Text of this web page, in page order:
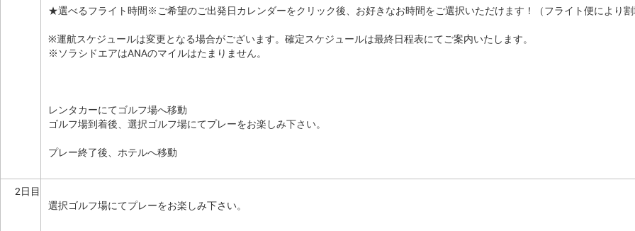
★選べるフライト時間※ご希望のご出発日カレンダーをクリック後、お好きなお時間をご選択いただけます！（フライト便により
※運航スケジュールは変更となる場合がございます。確定スケジュールは最終日程表にてご案内いたします。
※ソラシドエアはANAのマイルはたまりません。
レンタカーにてゴルフ場へ移動
ゴルフ場到着後、選択ゴルフ場にてプレーをお楽しみ下さい。
プレー終了後、ホテルへ移動
2日目
選択ゴルフ場にてプレーをお楽しみ下さい。